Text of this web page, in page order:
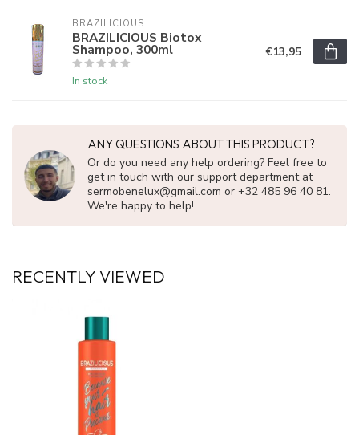
BRAZILICIOUS
BRAZILICIOUS Biotox
Shampoo, 300ml
In stock
€13,95
ANY QUESTIONS ABOUT THIS PRODUCT?
Or do you need any help ordering? Feel free to
get in touch with our support department at
sermobenelux@gmail.com or +32 485 96 40 81.
We're happy to help!
RECENTLY VIEWED